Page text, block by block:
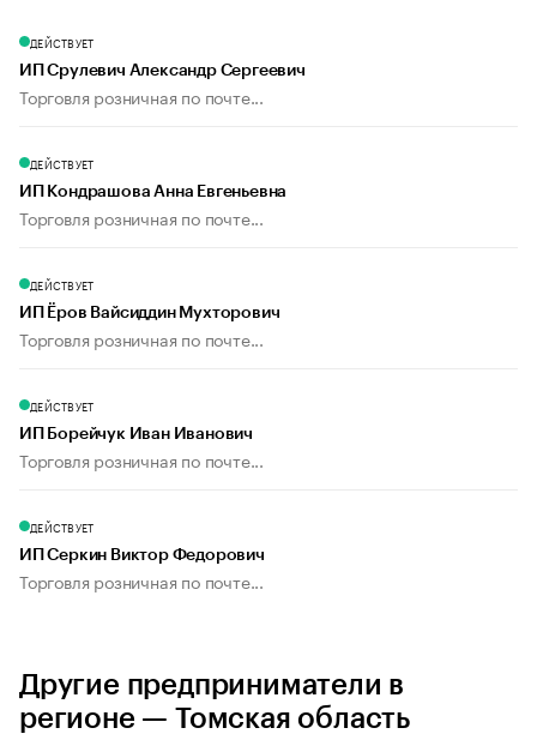
ДЕЙСТВУЕТ
ИП Срулевич Александр Сергеевич
Торговля розничная по почте...
ДЕЙСТВУЕТ
ИП Кондрашова Анна Евгеньевна
Торговля розничная по почте...
ДЕЙСТВУЕТ
ИП Ёров Вайсиддин Мухторович
Торговля розничная по почте...
ДЕЙСТВУЕТ
ИП Борейчук Иван Иванович
Торговля розничная по почте...
ДЕЙСТВУЕТ
ИП Серкин Виктор Федорович
Торговля розничная по почте...
Другие предприниматели в
регионе — Томская область